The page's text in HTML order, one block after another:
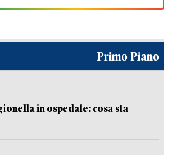
Primo Piano
in ospedale: cosa sta